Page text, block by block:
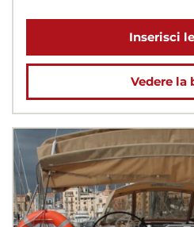
Inserisci
Vedere la